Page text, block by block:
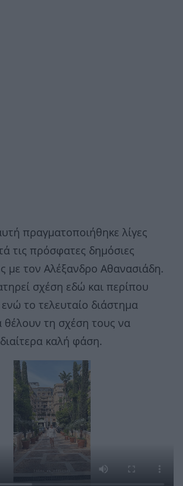
πραγματοποιήθηκε λίγες
τις πρόσφατες δημόσιες
με τον Αλέξανδρο Αθανασιάδη.
σχέση εδώ και περίπου
το τελευταίο διάστημα
θέλουν τη σχέση τους να
καλή φάση.